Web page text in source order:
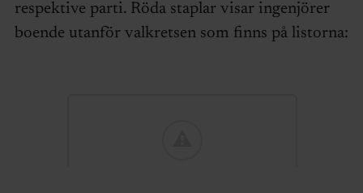
respektive parti. Röda staplar visar ingenjörer
boende utanför valkretsen som finns på listorna: